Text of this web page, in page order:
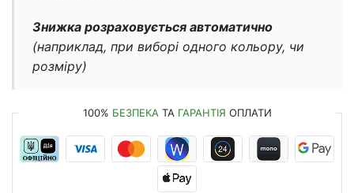
Знижка розраховується автоматично
(наприклад, при виборі одного кольору, чи
розміру)
100% БЕЗПЕКАТА ГАРАНТІЯ ОПЛАТИ